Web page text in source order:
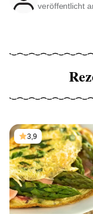
veröffentlicht
3,9